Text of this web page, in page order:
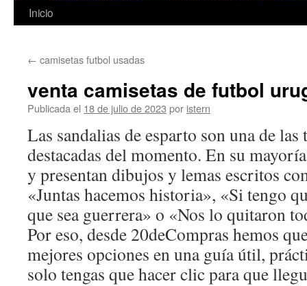
Saltar
contenido
Inicio
← camisetas futbol usadas
venta camisetas de futbol
Publicada el 18 de julio de 2023 por istern
Las sandalias de esparto son una de las
destacadas del momento. En su
y presentan dibujos y lemas escritos
«Juntas hacemos historia», «Si tengo
que sea guerrera» o «Nos lo quitaron
Por eso, desde 20deCompras hemos
mejores opciones en una guía útil,
solo tengas que hacer clic para que